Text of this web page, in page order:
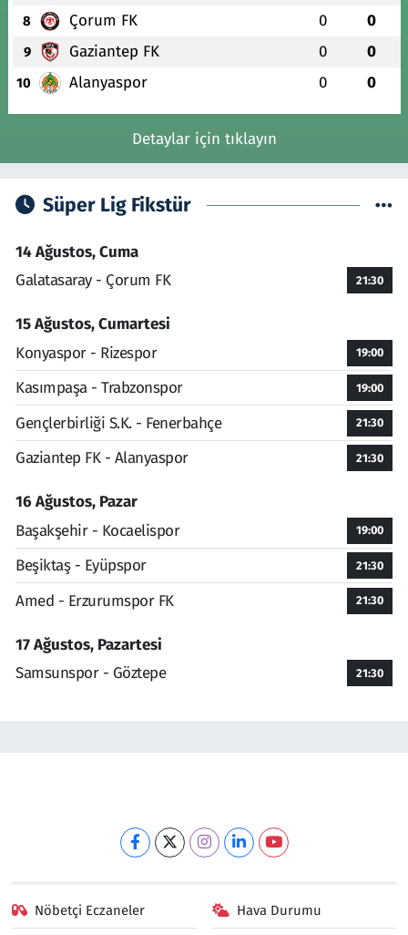
8 Çorum FK 0 0
9 Gaziantep FK 0 0
10 Alanyaspor 0 0
Detaylar için tıklayın
Süper Lig Fikstür
14 Ağustos, Cuma
Galatasaray - Çorum FK
21:30
15 Ağustos, Cumartesi
Konyaspor - Rizespor
19:00
Kasımpaşa - Trabzonspor 19:00
Gençlerbirliği S.K. - Fenerbahçe 21:30
Gaziantep FK - Alanyaspor 21:30
16 Ağustos, Pazar
Başakşehir - Kocaelispor
19:00
Beşiktaş - Eyüpspor 21:30
Amed - Erzurumspor FK 21:30
17 Ağustos, Pazartesi
Samsunspor - Göztepe
21:30
Nöbetçi Eczaneler Hava Durumu